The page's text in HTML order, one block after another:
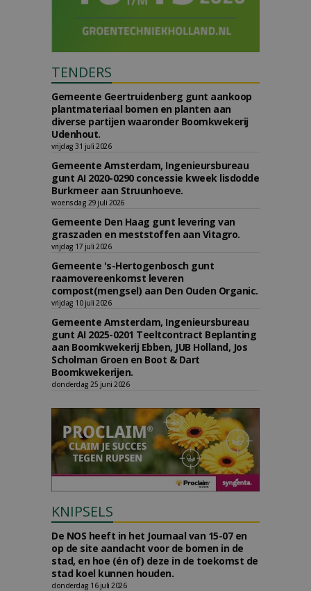
TENDERS
Gemeente Geertruidenberg gunt aankoop
plantmateriaal bomen en planten aan
diverse partijen waaronder Boomkwekerij
Udenhout.
vrijdag 31 juli 2026
Gemeente Amsterdam, Ingenieursbureau
gunt AI 2020-0290 concessie kweek lisdodde
Burkmeer aan Struunhoeve.
woensdag 29 juli 2026
Gemeente Den Haag gunt levering van
graszaden en meststoffen aan Vitagro.
vrijdag 17 juli 2026
Gemeente 's-Hertogenbosch gunt
raamovereenkomst leveren
compost(mengsel) aan Den Ouden Organic.
vrijdag 10 juli 2026
Gemeente Amsterdam, Ingenieursbureau
gunt AI 2025-0201 Teeltcontract Beplanting
aan Boomkwekerij Ebben, JUB Holland, Jos
Scholman Groen en Boot & Dart
Boomkwekerijen.
donderdag 25 juni 2026
KNIPSELS
De NOS heeft in het Journaal van 15-07 en
op de site aandacht voor de bomen in de
stad, en hoe (én of) deze in de toekomst de
stad koel kunnen houden.
donderdag 16 juli 2026